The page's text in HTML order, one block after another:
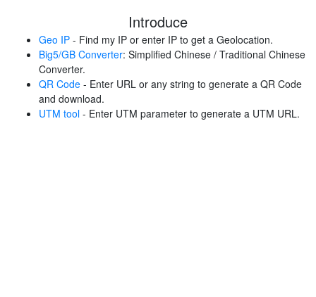
Introduce
Geo IP - Find my IP or enter IP to get a Geolocation.
Big5/GB Converter: Simplified Chinese / Traditional Chinese
Converter.
QR Code - Enter URL or any string to generate a QR Code
and download.
UTM tool - Enter UTM parameter to generate a UTM URL.